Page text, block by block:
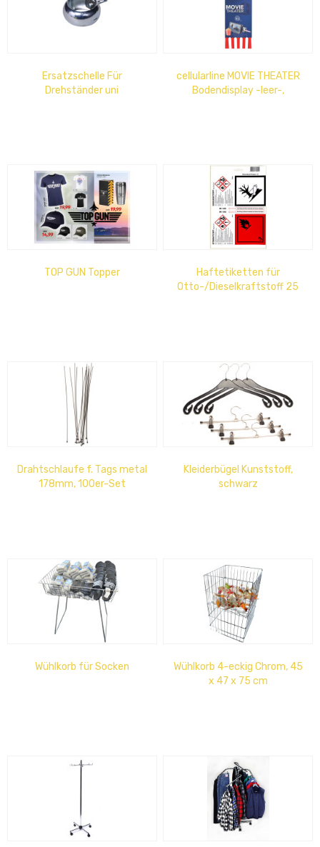
Ersatzschelle Für
Drehständer uni
cellularline MOVIE THEATER
Bodendisplay -leer-,
TOP GUN Topper
Haftetiketten für
Otto-/Dieselkraftstoff 25
Drahtschlaufe f. Tags metal
178mm, 100er-Set
Kleiderbügel Kunststoff,
schwarz
Wühlkorb für Socken
Wühlkorb 4-eckig Chrom, 45
x 47 x 75 cm